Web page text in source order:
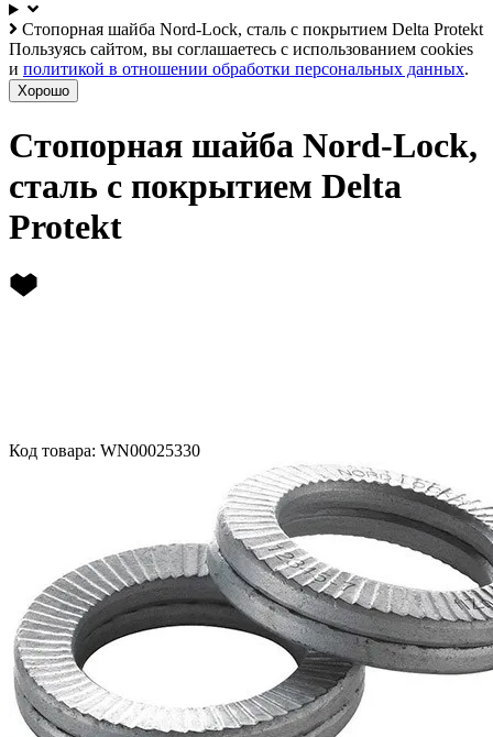
Стопорная шайба Nord-Lock, сталь с покрытием Delta Protekt
Пользуясь сайтом, вы соглашаетесь с использованием cookies
и политикой в отношении обработки персональных данных.
Хорошо
Стопорная шайба Nord-Lock,
сталь с покрытием Delta
Protekt
Код товара: WN00025330